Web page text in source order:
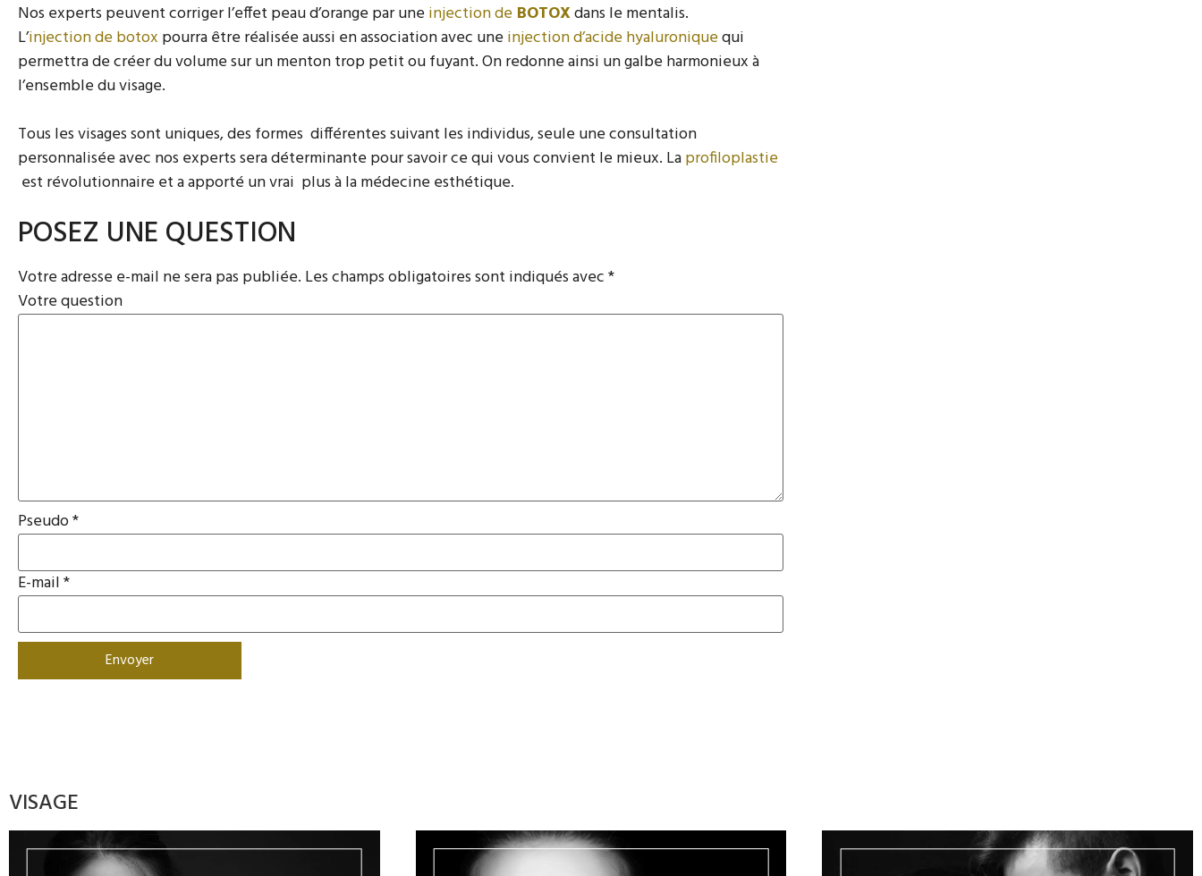
Nos experts peuvent corriger l’effet peau d’orange par uneinjection de BOTOXdans le mentalis.
L’injection de botox pourra être réalisée aussi en association avec uneinjection d’acide hyaluroniquequi
permettra de créer du volume sur un menton trop petit ou fuyant. On redonne ainsi un galbe harmonieux à
l’ensemble du visage.
Tous les visages sont uniques, des formes différentes suivant les individus, seule une consultation
personnalisée avec nos experts sera déterminante pour savoir ce qui vous convient le mieux. Laprofiloplastie
est révolutionnaire et a apporté un vrai plus à la médecine esthétique.
POSEZ UNE QUESTION
Votre adresse e-mail ne sera pas publiée. Les champs obligatoires sont indiqués avec*
Votre question
Pseudo*
E-mail*
VISAGE